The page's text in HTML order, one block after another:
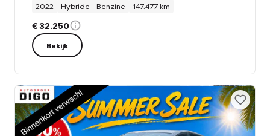
2022
Hybride - Benzine 147.477 km
€ 32.250
Bekijk